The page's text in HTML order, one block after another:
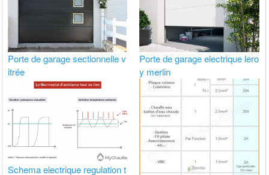
Porte de garage sectionnelle v
itrée
Porte de garage electrique lero
y merlin
Schema electrique regulation t